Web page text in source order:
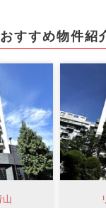
おすすめ物件紹
山